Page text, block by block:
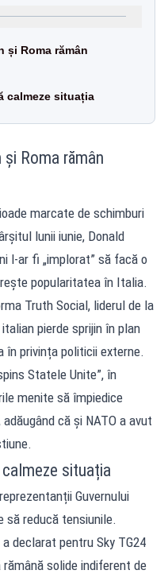
și Roma rămân
calmeze situația
Roma rămân
marcate de schimburi
lunii iunie, Donald
l-ar fi „implorat” să facă o
popularitatea în Italia.
Truth Social, liderul de la
pierde sprijin în plan
privința politicii externe.
Statele Unite”, în
menite să împiedice
că și NATO a avut
situația
Guvernului
să reducă tensiunile.
declarat pentru Sky TG24
solide indiferent de